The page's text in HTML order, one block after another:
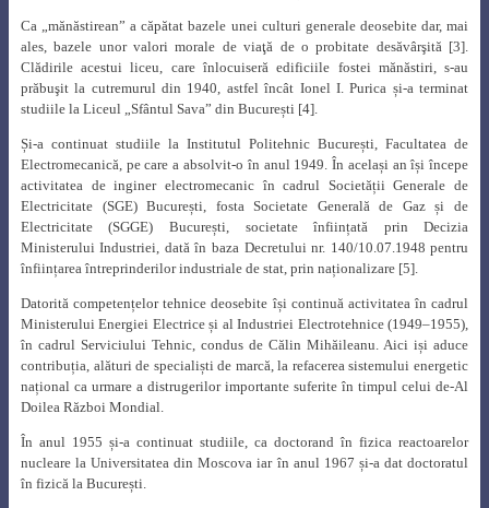
Ca „mănăstirean” a căpătat bazele unei culturi generale deosebite dar, mai
ales, bazele unor valori morale de viaţă de o probitate desăvârşită [3].
Clădirile acestui liceu, care înlocuiseră edificiile fostei mănăstiri, s-au
prăbuşit la cutremurul din 1940, astfel încât Ionel I. Purica și-a terminat
studiile la Liceul „Sfântul Sava” din București [4].
Și-a continuat studiile la Institutul Politehnic București, Facultatea de
Electromecanică, pe care a absolvit-o în anul 1949. În același an își începe
activitatea de inginer electromecanic în cadrul Societății Generale de
Electricitate (SGE) București, fosta Societate Generală de Gaz și de
Electricitate (SGGE) București, societate înființată prin Decizia
Ministerului Industriei, dată în baza Decretului nr. 140/10.07.1948 pentru
înființarea întreprinderilor industriale de stat, prin naționalizare [5].
Datorită competențelor tehnice deosebite își continuă activitatea în cadrul
Ministerului Energiei Electrice și al Industriei Electrotehnice (1949–1955),
în cadrul Serviciului Tehnic, condus de Călin Mihăileanu. Aici iși aduce
contribuția, alături de specialiști de marcă, la refacerea sistemului energetic
național ca urmare a distrugerilor importante suferite în timpul celui de-Al
Doilea Război Mondial.
În anul 1955 și-a continuat studiile, ca doctorand în fizica reactoarelor
nucleare la Universitatea din Moscova iar în anul 1967 și-a dat doctoratul
în fizică la București.